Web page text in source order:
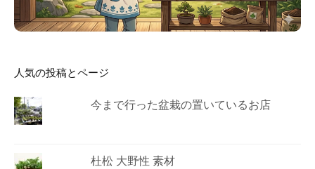
人気の投稿とページ
今まで行った盆栽の置いているお店
杜松 大野性 素材